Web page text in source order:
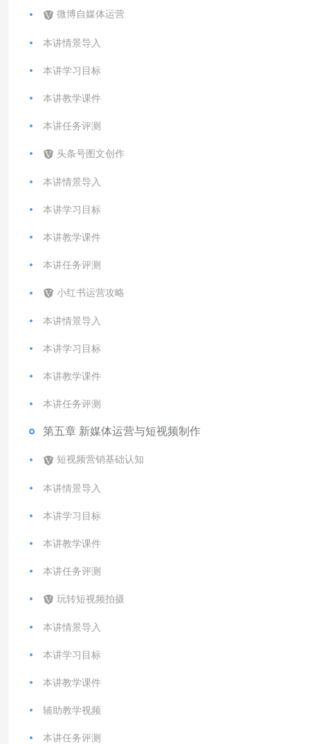
微博自媒体运营
本讲情景导入
本讲学习目标
本讲教学课件
本讲任务评测
头条号图文创作
本讲情景导入
本讲学习目标
本讲教学课件
本讲任务评测
小红书运营攻略
本讲情景导入
本讲学习目标
本讲教学课件
本讲任务评测
第五章 新媒体运营与短视频制作
短视频营销基础认知
本讲情景导入
本讲学习目标
本讲教学课件
本讲任务评测
玩转短视频拍摄
本讲情景导入
本讲学习目标
本讲教学课件
辅助教学视频
本讲任务评测